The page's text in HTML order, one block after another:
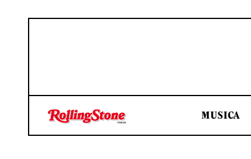
MUSICA